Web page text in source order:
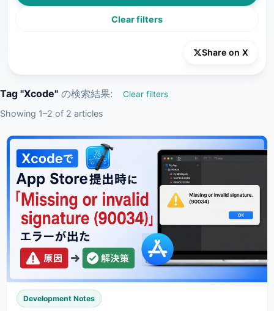
Clear filters
Share on X
Tag "Xcode" の検索結果: Clear filters
Showing 1–2 of 2 articles
Development Notes